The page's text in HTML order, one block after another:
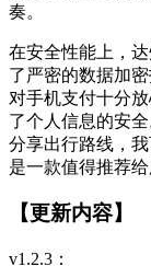
奏。
在安全性能上，
了严密的数据加
对手机支付十分
了个人信息的安
分享出行路线，
是一款值得推荐
【更新内容】
v1.2.3：